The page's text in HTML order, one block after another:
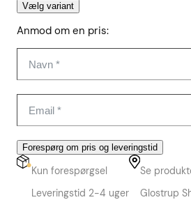
Vælg variant
Anmod om en pris:
Forespørg om pris og leveringstid
Kun forespørgsel
Leveringstid 2-4 uger
Se
Glostrup